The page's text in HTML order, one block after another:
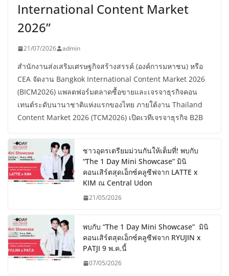
International Content Market
2026”
21/07/2026 admin
สำนักงานส่งเสริมเศรษฐกิจสร้างสรรค์ (องค์การมหาชน) หรือ
CEA จัดงาน Bangkok International Content Market 2026
(BICM2026) แพลตฟอร์มตลาดซื้อขายและเจรจาธุรกิจคอน
เทนต์ระดับนานาชาติแห่งแรกของไทย ภายใต้งาน Thailand
Content Market 2026 (TCM2026) เปิดเวทีเจรจาธุรกิจ B2B
ชาวอุดรเตรียมม่วนกันให้เต็มที่! พบกับ
“The 1 Day Mini Showcase” มินิ
คอนเสิร์ตสุดเอ็กซ์คลูซีฟจาก LATTE x
KIM ณ Central Udon
21/05/2026
พบกับ “The 1 Day Mini Showcase” มินิ
คอนเสิร์ตสุดเอ็กซ์คลูซีฟจาก RYUJIN x
PATJI 9 พ.ค.นี้
07/05/2026